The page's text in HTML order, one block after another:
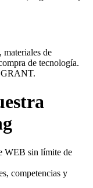
de
de tecnología.
WEB sin límite de
competencias y